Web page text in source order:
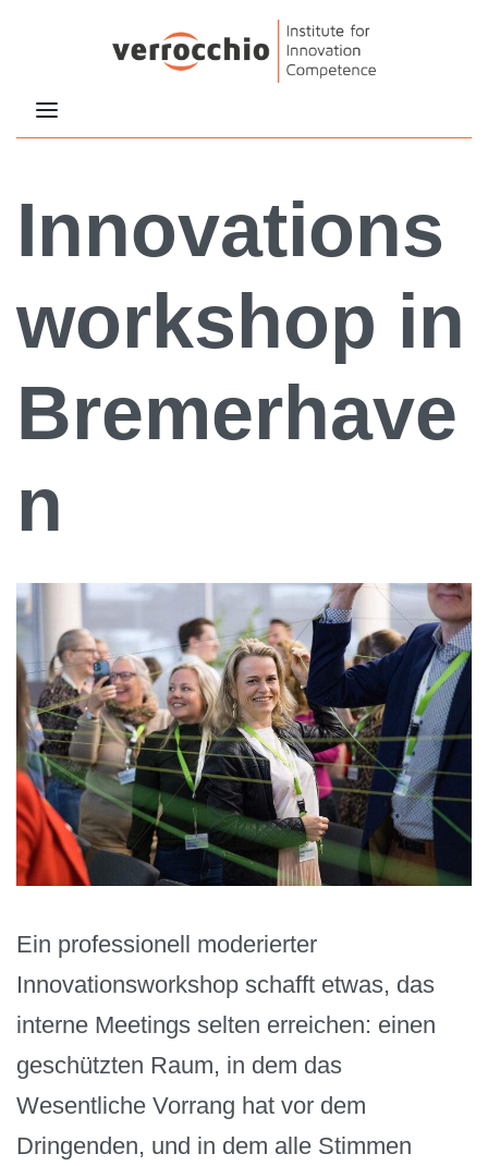
Innovations
workshop in
Bremerhave
n
Ein professionell moderierter
Innovationsworkshop schafft etwas, das
interne Meetings selten erreichen: einen
geschützten Raum, in dem das
Wesentliche Vorrang hat vor dem
Dringenden, und in dem alle Stimmen